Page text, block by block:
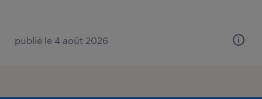
publié le 4 août 2026